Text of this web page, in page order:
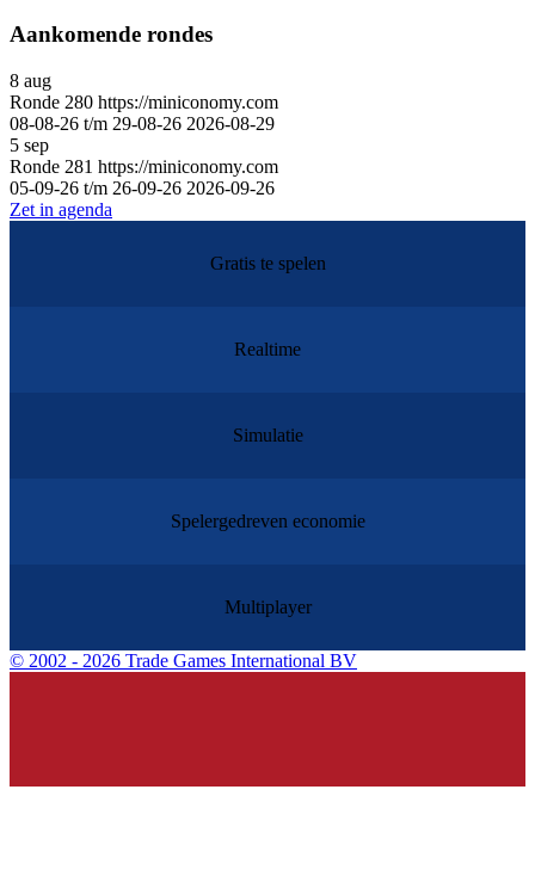
Aankomende rondes
8 aug
Ronde 280 https://miniconomy.com
08-08-26 t/m 29-08-26 2026-08-29
5 sep
Ronde 281 https://miniconomy.com
05-09-26 t/m 26-09-26 2026-09-26
Zet in agenda
Gratis te spelen
Realtime
Simulatie
Spelergedreven economie
Multiplayer
© 2002 - 2026 Trade Games International BV